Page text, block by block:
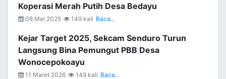
Koperasi Merah Putih Desa Bedayu
08 Mei 2025 149 kali Baca...
Kejar Target 2025, Sekcam Senduro Turun
Langsung Bina Pemungut PBB Desa
Wonocepokoayu
11 Maret 2026 149 kali Baca...